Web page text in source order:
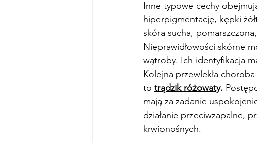
Inne typowe cechy
hiperpigmentację, kępki
skóra sucha,
Nieprawidłowości skórne
wątroby. Ich identyfikacja
Kolejna przewlekła
to trądzik różowaty.
mają za zadanie
działanie przeciwzapalne,
krwionośnych.